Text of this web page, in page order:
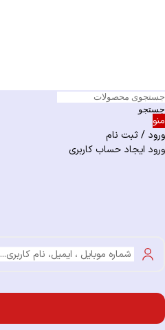
جستجو
منو
ورود / ثبت نام
ورود ایجاد حساب کاربری
شماره موبایل ، ایمیل، نام کاربری...